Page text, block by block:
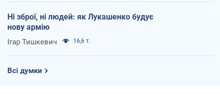
Ні зброї, ні людей: як Лукашенко будує
нову армію
Ігар Тишкевич 16,6 т.
Всі думки